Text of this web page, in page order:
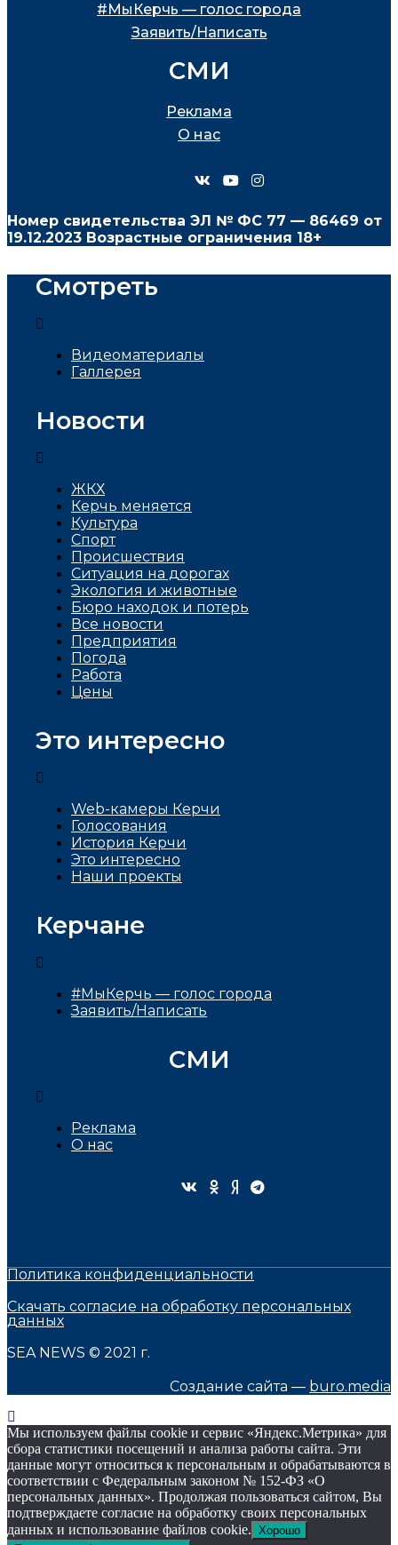
#МыКерчь — голос города
Заявить/Написать
СМИ
Реклама
О нас
Номер свидетельства ЭЛ № ФС 77 — 86469 от
19.12.2023 Возрастные ограничения 18+
Смотреть
Видеоматериалы
Галлерея
Новости
ЖКХ
Керчь меняется
Культура
Спорт
Проиcшествия
Ситуация на дорогах
Экология и животные
Бюро находок и потерь
Все новости
Предприятия
Погода
Работа
Цены
Это интересно
Web-камеры Керчи
Голосования
История Керчи
Это интересно
Наши проекты
Керчане
#МыКерчь — голос города
Заявить/Написать
СМИ
Реклама
О нас
Политика конфиденциальности
Скачать согласие на обработку персональных
данных
SEA NEWS © 2021 г.
Создание сайта — buro.media
Мы используем файлы cookie и сервис «Яндекс.Метрика» для
сбора статистики посещений и анализа работы сайта. Эти
данные могут относиться к персональным и обрабатываются в
соответствии с Федеральным законом № 152-ФЗ «О
персональных данных». Продолжая пользоваться сайтом, Вы
подтверждаете согласие на обработку своих персональных
данных и использование файлов cookie. Хорошо